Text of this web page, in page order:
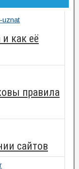
как её
правила
сайтов